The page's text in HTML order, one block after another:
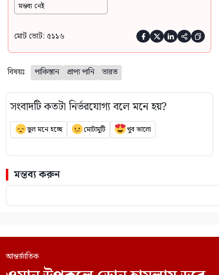
মন্তব্য নেই
মোট ভোট: ৫১১৬     
বিষয়ঃ পাকিস্তান প্রাপ্য পানি ভারত
সংবাদটি কতটা নির্ভরযোগ্য বলে মনে হয়?
ভুল মনে হচ্ছে মোটামুটি খুব ভালো
মন্তব্য করুন
আন্তর্জাতিক